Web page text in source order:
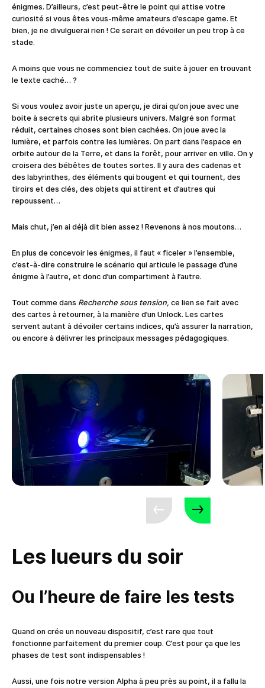
énigmes. D’ailleurs, c’est peut-être le point qui attise votre
curiosité si vous êtes vous-même amateurs d’escape game. Et
bien, je ne divulguerai rien ! Ce serait en dévoiler un peu trop à ce
stade.
A moins que vous ne commenciez tout de suite à jouer en trouvant
le texte caché… ?
Si vous voulez avoir juste un aperçu, je dirai qu’on joue avec une
boite à secrets qui abrite plusieurs univers. Malgré son format
réduit, certaines choses sont bien cachées. On joue avec la
lumière, et parfois contre les lumières. On part dans l’espace en
orbite autour de la Terre, et dans la forêt, pour arriver en ville. On y
croisera des bébêtes de toutes sortes. Il y aura des cadenas et
des labyrinthes, des éléments qui bougent et qui tournent, des
tiroirs et des clés, des objets qui attirent et d’autres qui
repoussent…
Mais chut, j’en ai déjà dit bien assez ! Revenons à nos moutons…
En plus de concevoir les énigmes, il faut « ficeler » l’ensemble,
c’est-à-dire construire le scénario qui articule le passage d’une
énigme à l’autre, et donc d’un compartiment à l’autre.
Tout comme dans Recherche sous tension, ce lien se fait avec
des cartes à retourner, à la manière d’un Unlock. Les cartes
servent autant à dévoiler certains indices, qu’à assurer la narration,
ou encore à délivrer les principaux messages pédagogiques.
Les lueurs du soir
Ou l’heure de faire les tests
Quand on crée un nouveau dispositif, c’est rare que tout
fonctionne parfaitement du premier coup. C’est pour ça que les
phases de test sont indispensables !
Aussi, une fois notre version Alpha à peu près au point, il a fallu la